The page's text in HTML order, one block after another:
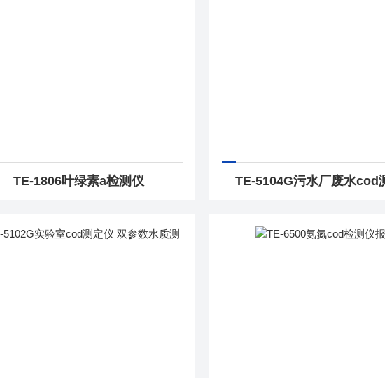
TE-1806叶绿素a检测仪 TE-5104G污水厂废水cod